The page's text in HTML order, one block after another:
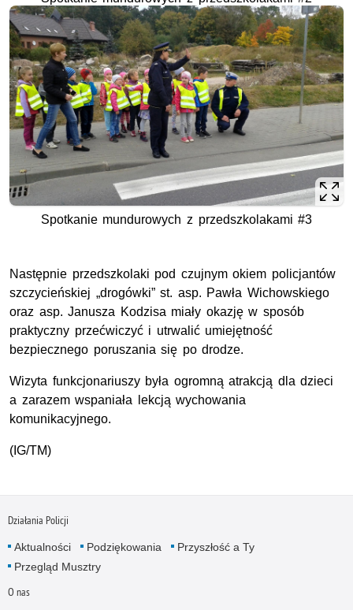
Spotkanie mundurowych z przedszkolakami #3
Następnie przedszkolaki pod czujnym okiem policjantów
szczycieńskiej „drogówki” st. asp. Pawła Wichowskiego
oraz asp. Janusza Kodzisa miały okazję w sposób
praktyczny przećwiczyć i utrwalić umiejętność
bezpiecznego poruszania się po drodze.
Wizyta funkcjonariuszy była ogromną atrakcją dla dzieci
a zarazem wspaniała lekcją wychowania
komunikacyjnego.
(IG/TM)
Działania Policji
Aktualności Podziękowania
Przyszłość a Ty
Przegląd Musztry
O nas